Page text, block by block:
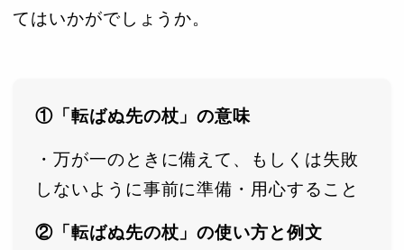
てはいかがでしょうか。
①「転ばぬ先の杖」の意味
・万が一のときに備えて、もしくは失敗
しないように事前に準備・用心すること
②「転ばぬ先の杖」の使い方と例文